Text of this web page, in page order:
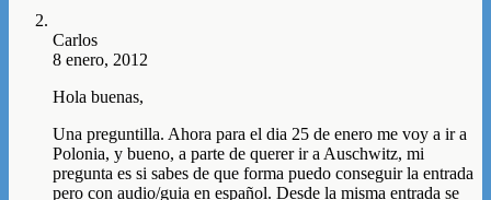
Carlos
8 enero, 2012
Hola buenas,
Una preguntilla. Ahora para el dia 25 de enero me voy a ir a
Polonia, y bueno, a parte de querer ir a Auschwitz, mi
pregunta es si sabes de que forma puedo conseguir la entrada
pero con audio/guia en español. Desde la misma entrada se